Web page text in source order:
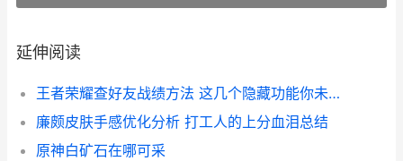
延伸阅读
王者荣耀查好友战绩方法 这几个隐藏功能你未必全知道
廉颇皮肤手感优化分析 打工人的上分血泪总结
原神白矿石在哪可采